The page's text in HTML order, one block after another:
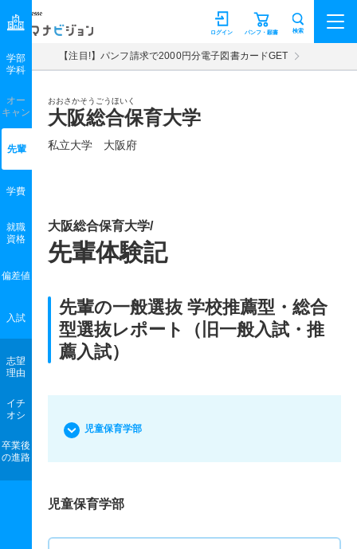
マナビジョン パンフ・願書
ログイン 検索
【注目!】パンフ請求で2000円分電子図書カードGET
おおさかそうごうほいく
大阪総合保育大学
私立大学 大阪府
学部
学科
オー
キャン
先輩
学費
就職
資格
偏差値
入試
志望
理由
イチ
オシ
卒業後
の進路
大阪総合保育大学/
先輩体験記
先輩の一般選抜 学校推薦型・総合
型選抜レポート（旧一般入試・推
薦入試）
児童保育学部
児童保育学部